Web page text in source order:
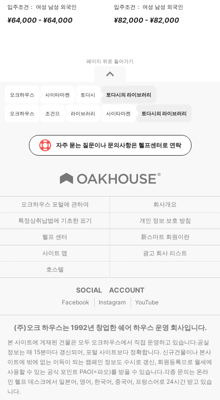
입주조건： 여성 남성 외국인
¥64,000 - ¥64,000
입주조건： 여성 남성 외국인
¥82,000 - ¥82,000
오크하우스 사이타마켄 토다시 토다시의 라이브러리
오크하우스 조건으 라이브러리 사이타마켄 토다시의 라이브러리
자주 묻는 질문이나 문의사항은 헬프센터로 연락
오크하우스 포털에 관하여 회사개요
특정상취납법에 기초한 표기 개인 정보 보호 방침
헬프 센터 新스마트 회원이란
사이트 맵 광고 회사 리스트
호스텔
SOCIAL ACCOUNT
Facebook Instagram YouTube
(주)오크 하우스는 1992년 창업한 쉐어 하우스 운영 회사입니다.
본 사이트에 게재된 건물은 모두 오크하우스에서 직접 운영하고 있습니다.공실
정보는 매 15분마다 갱신되어, 포털 사이트보다 정확합니다. 신규건물이나 본사
이트에 밖에 없는 이득이 되는 캠페인 정보도 수시로 갱신, 회원등록으로 월세에
사용할 수 있는 공식 포인트 PAO(=파오)를 받을 수 있습니다.각종 문의는 온라
인 헬프 데스크에서 일본어, 영어, 한국어, 중국어, 프랑스어로 24시간 받고 있습
니다.